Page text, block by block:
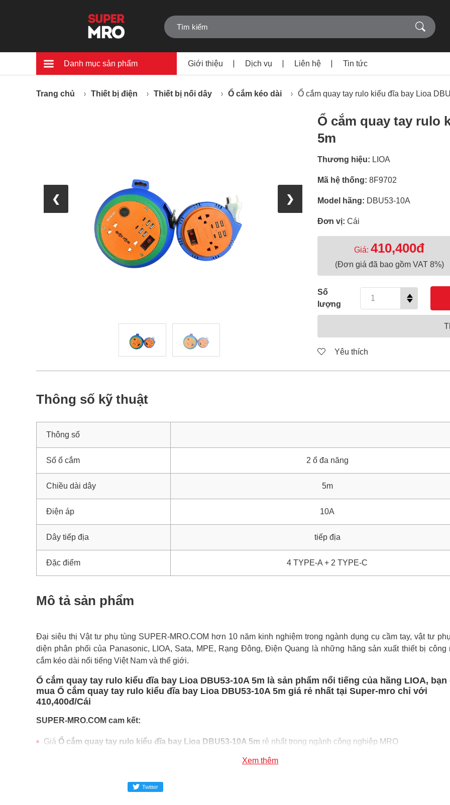
Danh mục sản phẩm Giới thiệu Dịch vụ Liên hệ Tin tức
Trang chủ Thiết bị điện Thiết bị nối dây Ổ cắm kéo dài Ổ cắm quay tay rulo kiểu đĩa bay Lioa
❮ ❯
Ổ cắm quay tay rulo
5m
Thương hiệu: LIOA
Mã hệ thống: 8F9702
Model hãng: DBU53-10A
Đơn vị: Cái
Giá: 410,400đ
(Đơn giá đã bao gồm VAT 8%)
Số
lượng
Yêu thích
Thông số kỹ thuật
Thông số
Số ổ cắm 2 ổ đa năng
Chiều dài dây 5m
Điện áp 10A
Dây tiếp địa tiếp địa
Đặc điểm 4 TYPE-A + 2 TYPE-C
Mô tả sản phẩm
Đại siêu thị Vật tư phụ tùng SUPER-MRO.COM hơn 10 năm kinh nghiệm trong ngành dụng cụ cầm tay, vật tư
diện phân phối của Panasonic, LIOA, Sata, MPE, Rạng Đông, Điện Quang là những hãng sản xuất thiết bị công
cắm kéo dài nổi tiếng Việt Nam và thế giới.
Ổ cắm quay tay rulo kiểu đĩa bay Lioa DBU53-10A 5m là sản phẩm nổi tiếng của hãng LIOA, bạn
mua Ổ cắm quay tay rulo kiểu đĩa bay Lioa DBU53-10A 5m giá rẻ nhất tại Super-mro chỉ với
410,400đ/Cái
SUPER-MRO.COM cam kết:
Giá Ổ cắm quay tay rulo kiểu đĩa bay Lioa DBU53-10A 5m rẻ nhất trong ngành công nghiệp MRO
Ổ cắm quay tay rulo kiểu đĩa bay Lioa DBU53-10A 5m100% chính hãng
Bao 1 đổi 1 trong 24 giờ
Xem thêm
Twitter